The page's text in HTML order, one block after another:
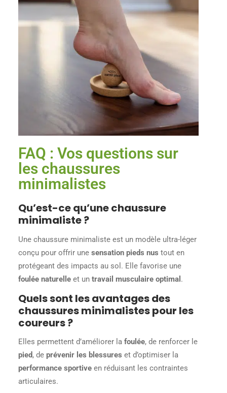
FAQ : Vos questions sur
les chaussures
minimalistes
Qu’est-ce qu’une chaussure
minimaliste ?
Une chaussure minimaliste est un modèle ultra-léger
conçu pour offrir unesensation pieds nus tout en
protégeant des impacts au sol. Elle favorise une
foulée naturelle et untravail musculaire optimal .
Quels sont les avantages des
chaussures minimalistes pour les
coureurs ?
Elles permettent d’améliorer lafoulée, de renforcer le
pied, deprévenir les blessures et d’optimiser la
performance sportive en réduisant les contraintes
articulaires.